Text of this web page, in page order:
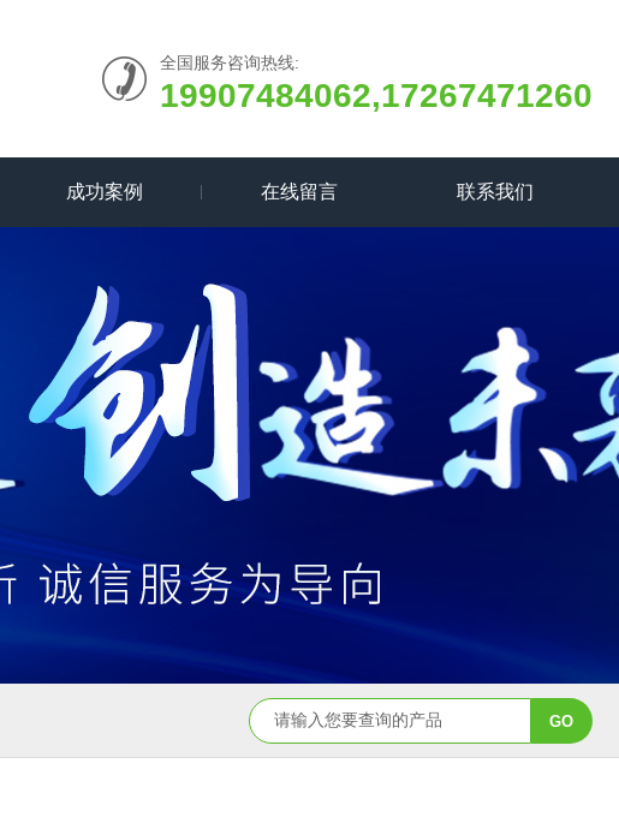
全国服务咨询热线:
19907484062,17267471260
成功案例 在线留言 联系我们